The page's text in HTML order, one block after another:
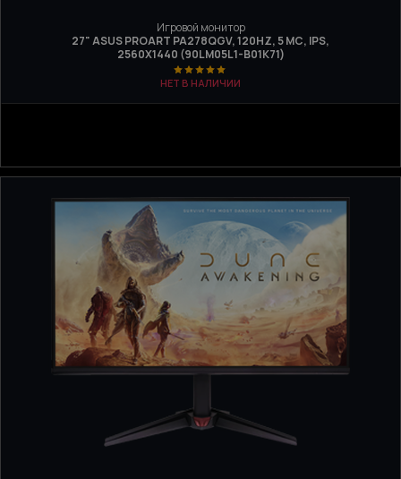
Игровой монитор
27" ASUS PROART PA278QGV, 120HZ, 5 МС, IPS,
2560Х1440 (90LM05L1-B01K71)
НЕТ В НАЛИЧИИ